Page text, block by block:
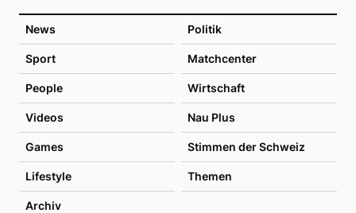
News Politik
Sport Matchcenter
People Wirtschaft
Videos Nau Plus
Games Stimmen der Schweiz
Lifestyle Themen
Archiv